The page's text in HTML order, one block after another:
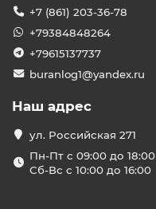
+7 (861) 203-36-78
+79384848264
+79615137737
buranlog1@yandex.ru
Наш адрес
ул. Российская 271
Пн-Пт с 09:00 до 18:00
Сб-Вс с 10:00 до 16:00